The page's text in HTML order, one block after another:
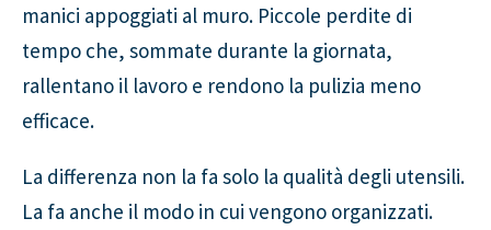
manici appoggiati al muro. Piccole perdite di
tempo che, sommate durante la giornata,
rallentano il lavoro e rendono la pulizia meno
efficace.
La differenza non la fa solo la qualità degli utensili.
La fa anche il modo in cui vengono organizzati.